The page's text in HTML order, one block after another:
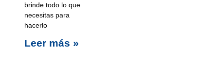
brinde todo lo que
necesitas para
hacerlo
Leer más »